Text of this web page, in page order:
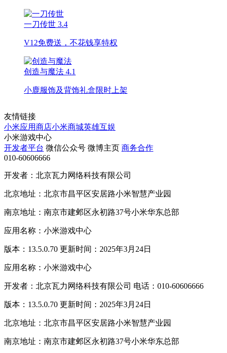
一刀传世 3.4
V12免费送，不花钱享特权
创造与魔法 4.1
小鹿服饰及背饰礼盒限时上架
友情链接
小米应用商店小米商城英雄互娱
小米游戏中心
开发者平台 微信公众号 微博主页 商务合作
010-60606666
开发者：北京瓦力网络科技有限公司
北京地址：北京市昌平区安居路小米智慧产业园
南京地址：南京市建邺区永初路37号小米华东总部
应用名称：小米游戏中心
版本：13.5.0.70 更新时间：2025年3月24日
应用名称：小米游戏中心
开发者：北京瓦力网络科技有限公司 电话：010-60606666
版本：13.5.0.70 更新时间：2025年3月24日
北京地址：北京市昌平区安居路小米智慧产业园
南京地址：南京市建邺区永初路37号小米华东总部